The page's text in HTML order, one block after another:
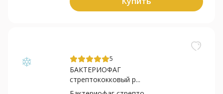
5
БАКТЕРИОФАГ
стрептококковый р...